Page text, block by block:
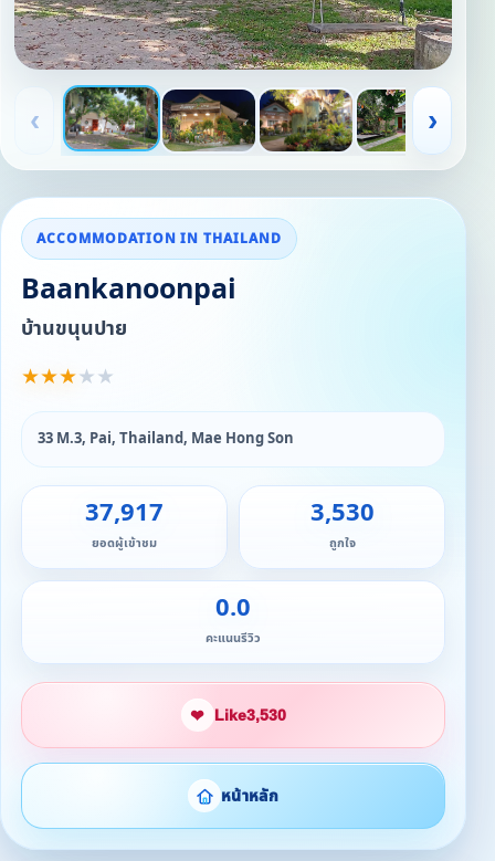
‹ ›
ACCOMMODATION IN THAILAND
Baankanoonpai
บ้านขนุนปาย
★★★★★
33 M.3, Pai, Thailand, Mae Hong Son
37,917
ยอดผู้เข้าชม
3,530
ถูกใจ
0.0
คะแนนรีวิว
❤ Like3,530
หน้าหลัก